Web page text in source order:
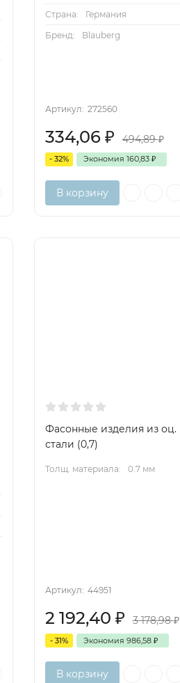
Страна:
Германия
Бренд:
Blauberg
Артикул: 272560
334,06 ₽ 494,89₽
- 32% Экономия 160,83 ₽
В корзину
Фасонные изделия из оц.
стали (0,7)
Толщ. материала: 0.7 мм
Артикул: 44951
2 192,40 ₽ 3 178,98₽
- 31% Экономия 986,58 ₽
В корзину